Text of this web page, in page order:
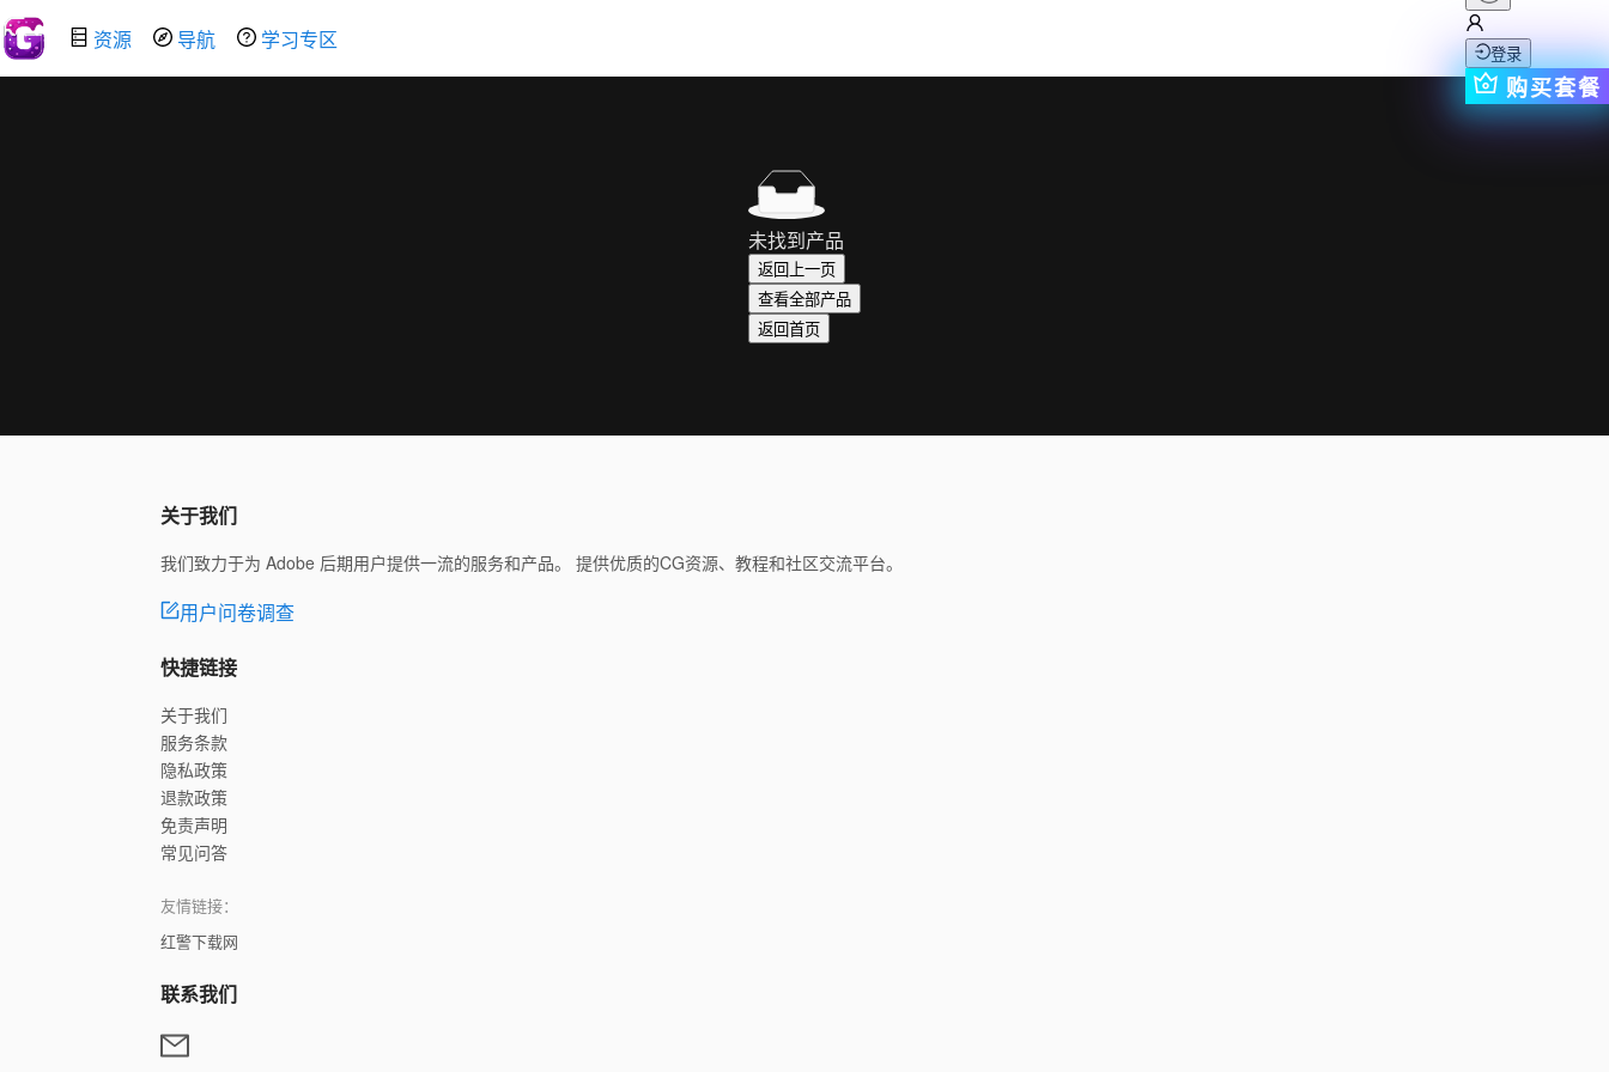
资源 导航 学习专区
登录
购买套餐
未找到产品
返回上一页
查看全部产品
返回首页
关于我们
我们致力于为 Adobe 后期用户提供一流的服务和产品。 提供优质的CG资源、教程和社区交流平台。
用户问卷调查
快捷链接
关于我们
服务条款
隐私政策
退款政策
免责声明
常见问答
友情链接：
红警下载网
联系我们